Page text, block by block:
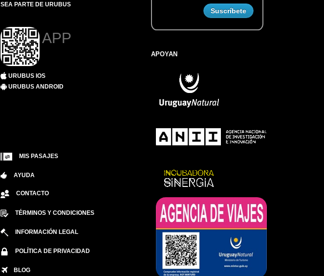
SEA PARTE DE URUBUS
APP
URUBUS IOS
URUBUS ANDROID
MIS PASAJES
AYUDA
CONTACTO
TÉRMINOS Y CONDICIONES
INFORMACIÓN LEGAL
POLÍTICA DE PRIVACIDAD
BLOG
APOYAN